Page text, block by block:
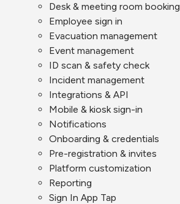
Desk & meeting room booking
Employee sign in
Evacuation management
Event management
ID scan & safety check
Incident management
Integrations & API
Mobile & kiosk sign-in
Notifications
Onboarding & credentials
Pre-registration & invites
Platform customization
Reporting
Sign In App Tap